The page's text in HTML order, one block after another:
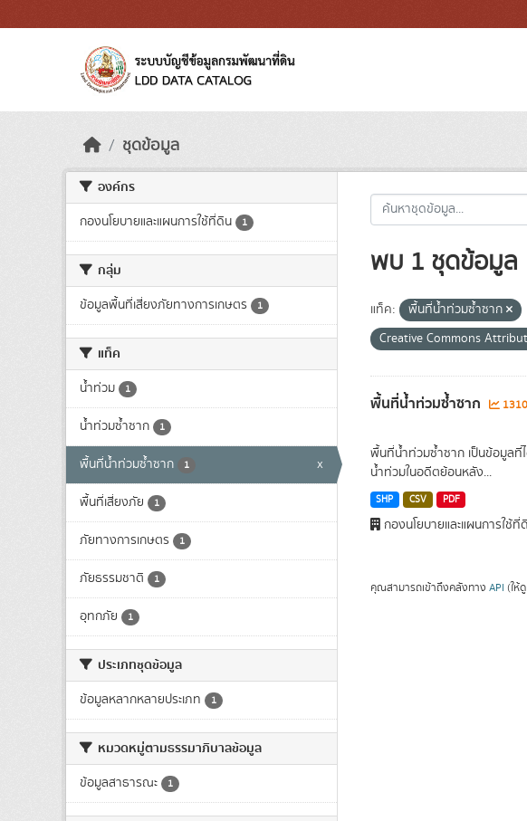
ชุดข้อมูล
องค์กร
กองนโยบายและแผนการใช้ที่ดิน 1
กลุ่ม
ข้อมูลพื้นที่เสี่ยงภัยทางการเกษตร 1
แท็ค
น้ำท่วม 1
น้ำท่วมซ้ำซาก 1
พื้นที่น้ำท่วมซ้ำซาก 1 x
พื้นที่เสี่ยงภัย 1
ภัยทางการเกษตร 1
ภัยธรรมชาติ 1
อุทกภัย 1
ประเภทชุดข้อมูล
ข้อมูลหลากหลายประเภท 1
หมวดหมู่ตามธรรมาภิบาลข้อมูล
ข้อมูลสาธารณะ 1
พบ 1 ชุดข้อมูล
แท็ค: พื้นที่น้ำท่วมซ้ำซาก
Creative Commons
พื้นที่น้ำท่วมซ้ำซาก
พื้นที่น้ำท่วมซ้ำซาก เป็นข้อมูลที่
น้ำท่วมในอดีตย้อนหลัง...
SHP CSV PDF
กองนโยบายและแผนการใช้ที่
คุณสามารถเข้าถึงคลังทาง API (ให้ดู